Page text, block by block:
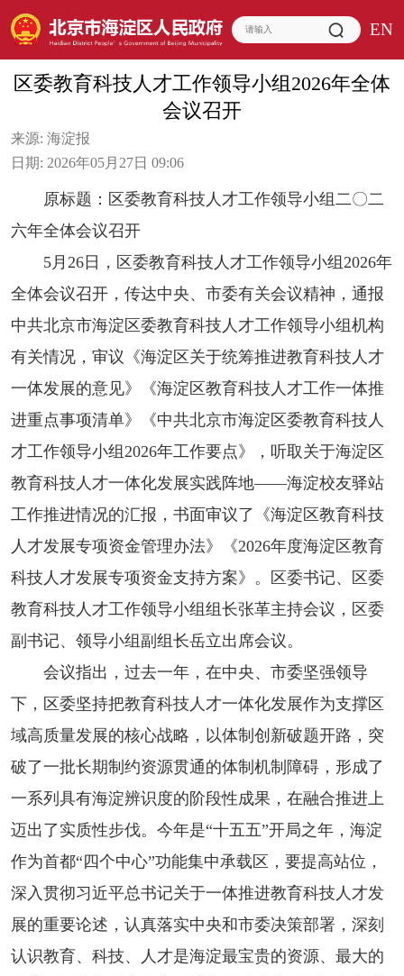
EN
区委教育科技人才工作领导小组2026年全体
会议召开
来源: 海淀报
日期: 2026年05月27日 09:06
原标题：区委教育科技人才工作领导小组二〇二
六年全体会议召开
5月26日，区委教育科技人才工作领导小组2026年
全体会议召开，传达中央、市委有关会议精神，通报
中共北京市海淀区委教育科技人才工作领导小组机构
有关情况，审议《海淀区关于统筹推进教育科技人才
一体发展的意见》《海淀区教育科技人才工作一体推
进重点事项清单》《中共北京市海淀区委教育科技人
才工作领导小组2026年工作要点》，听取关于海淀区
教育科技人才一体化发展实践阵地——海淀校友驿站
工作推进情况的汇报，书面审议了《海淀区教育科技
人才发展专项资金管理办法》《2026年度海淀区教育
科技人才发展专项资金支持方案》。区委书记、区委
教育科技人才工作领导小组组长张革主持会议，区委
副书记、领导小组副组长岳立出席会议。
会议指出，过去一年，在中央、市委坚强领导
下，区委坚持把教育科技人才一体化发展作为支撑区
域高质量发展的核心战略，以体制创新破题开路，突
破了一批长期制约资源贯通的体制机制障碍，形成了
一系列具有海淀辨识度的阶段性成果，在融合推进上
迈出了实质性步伐。今年是“十五五”开局之年，海淀
作为首都“四个中心”功能集中承载区，要提高站位，
深入贯彻习近平总书记关于一体推进教育科技人才发
展的重要论述，认真落实中央和市委决策部署，深刻
认识教育、科技、人才是海淀最宝贵的资源、最大的